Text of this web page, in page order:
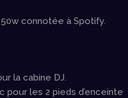
connotée à Spotify.
la cabine DJ.
pour les 2 pieds d’enceinte